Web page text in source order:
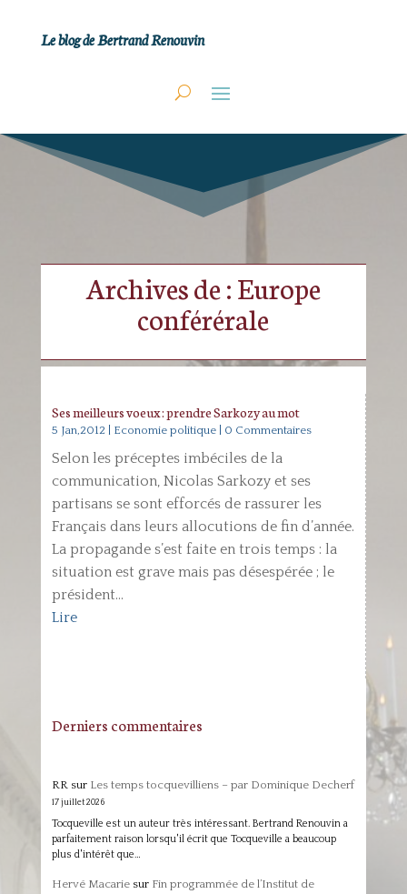
Le blog de Bertrand Renouvin
Archives de : Europe
conférérale
Ses meilleurs voeux : prendre Sarkozy au mot
5 Jan,2012 Economie politique| 0 Commentaires
Selon les préceptes imbéciles de la
communication, Nicolas Sarkozy et ses
partisans se sont efforcés de rassurer les
Français dans leurs allocutions de fin d’année.
La propagande s’est faite en trois temps : la
situation est grave mais pas désespérée ; le
président...
Lire
Derniers commentaires
RRsur Les temps tocquevilliens – par Dominique Decherf
17 juillet 2026
Tocqueville est un auteur très intéressant. Bertrand Renouvin a
parfaitement raison lorsqu'il écrit que Tocqueville a beaucoup
plus d'intérêt que…
Hervé Macariesur Fin programmée de l’Institut de